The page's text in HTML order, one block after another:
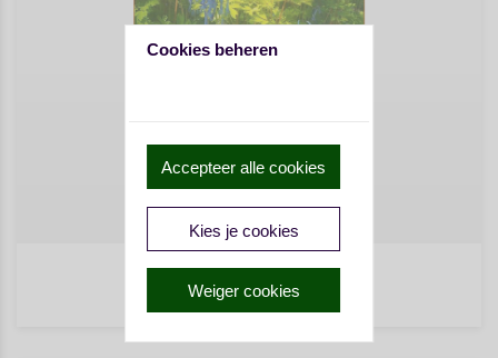
Corydalis elata 'Golden Spinners'
Cookies beheren
Accepteer alle cookies
Kies je cookies
Weiger cookies